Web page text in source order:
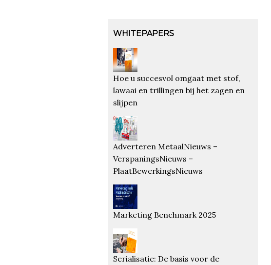
WHITEPAPERS
Hoe u succesvol omgaat met stof,
lawaai en trillingen bij het zagen en
slijpen
Adverteren MetaalNieuws –
VerspaningsNieuws –
PlaatBewerkingsNieuws
Marketing Benchmark 2025
Serialisatie: De basis voor de